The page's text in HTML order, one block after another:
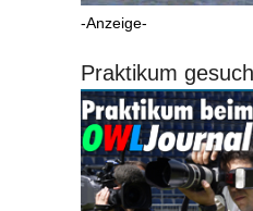
-Anzeige-
Praktikum